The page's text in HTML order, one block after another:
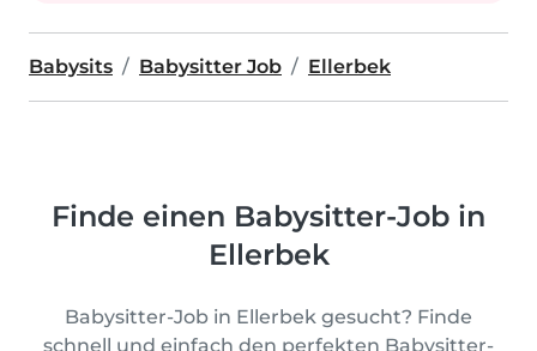
Babysits Babysitter Job Ellerbek
Finde einen Babysitter-Job in
Ellerbek
Babysitter-Job in Ellerbek gesucht? Finde
schnell und einfach den perfekten Babysitter-